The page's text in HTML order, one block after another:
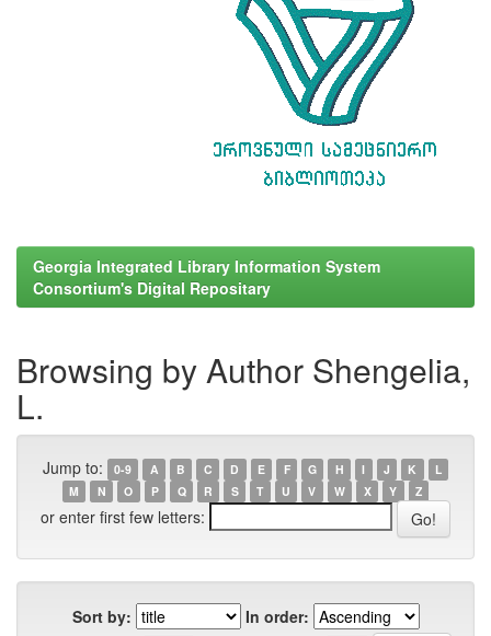
Georgia Integrated Library Information System
Consortium's Digital Repositary
Browsing by Author Shengelia,
L.
Jump to: 0-9 A B C D E F G H I J K
L
M
N O P Q R S T U V W X Y Z
or enter first few letters:
Sort by:
In order: